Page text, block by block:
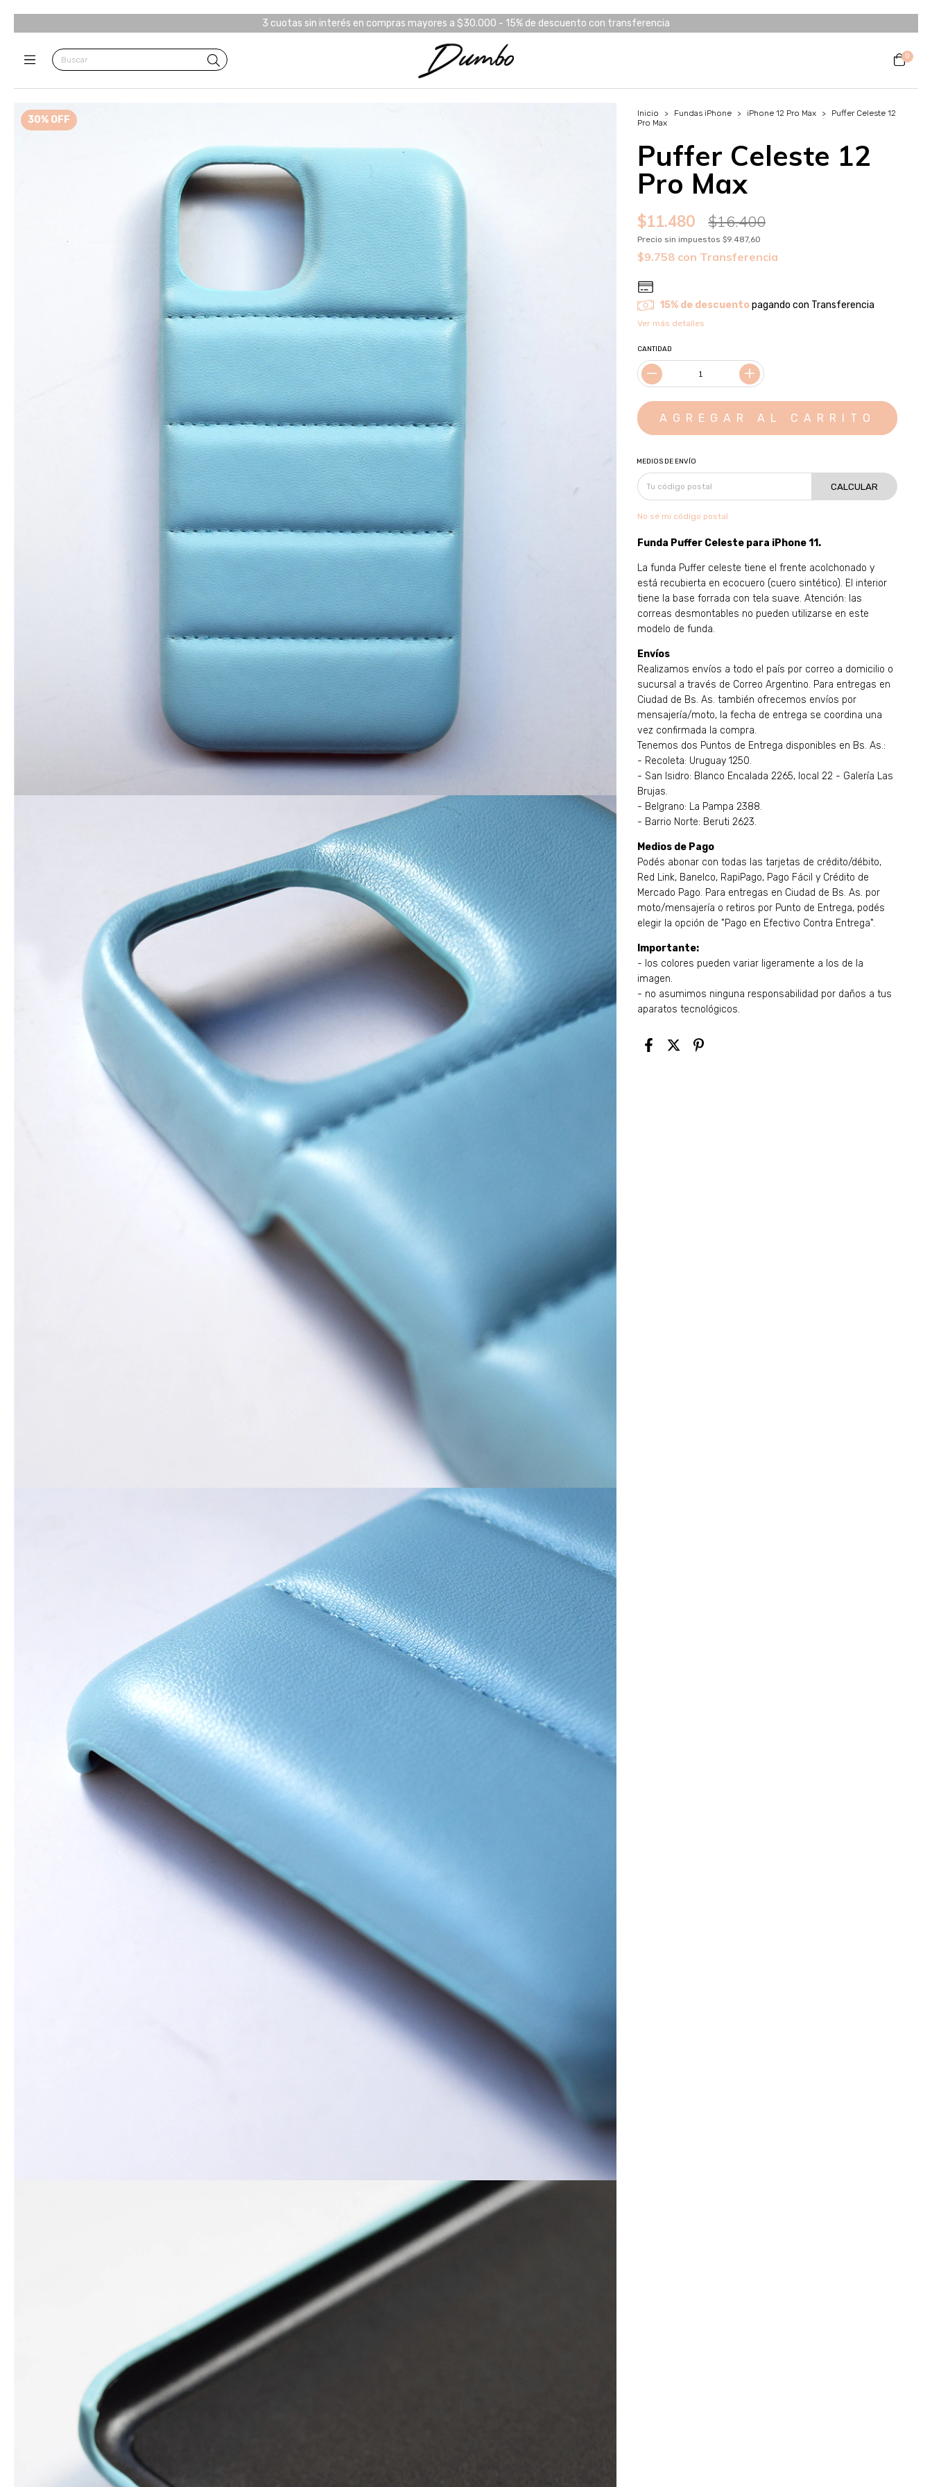
3 cuotas sin interés en compras mayores a $30.000 - 15% de descuento con transferencia
0
30% OFF
Inicio > Fundas iPhone > iPhone 12 Pro Max >
Puffer Celeste 12
Pro Max
Puffer Celeste 12
Pro Max
$11.480 $16.400
Precio sin impuestos$9.487,60
$9.758 con Transferencia
15% de descuentopagando con Transferencia
Ver más detalles
CANTIDAD
MEDIOS DE ENVÍO
CALCULAR
No sé mi código postal
Funda Puffer Celeste para iPhone 11 .
La funda Puffer celeste tiene el frente acolchonado y
está recubierta en ecocuero (cuero sintético). El interior
tiene la base forrada con tela suave. Atención: las
correas desmontables no pueden utilizarse en este
modelo de funda.
Envíos
Realizamos envíos a todo el país por correo a domicilio o
sucursal a través de Correo Argentino. Para entregas en
Ciudad de Bs. As. también ofrecemos envíos por
mensajería/moto, la fecha de entrega se coordina una
vez confirmada la compra.
Tenemos dos Puntos de Entrega disponibles en Bs. As.:
- Recoleta: Uruguay 1250.
- San Isidro: Blanco Encalada 2265, local 22 - Galería Las
Brujas.
- Belgrano: La Pampa 2388.
- Barrio Norte: Beruti 2623.
Medios de Pago
Podés abonar con todas las tarjetas de crédito/débito,
Red Link, Banelco, RapiPago, Pago Fácil y Crédito de
Mercado Pago. Para entregas en Ciudad de Bs. As. por
moto/mensajería o retiros por Punto de Entrega, podés
elegir la opción de "Pago en Efectivo Contra Entrega".
Importante:
- los colores pueden variar ligeramente a los de la
imagen.
- no asumimos ninguna responsabilidad por daños a tus
aparatos tecnológicos.